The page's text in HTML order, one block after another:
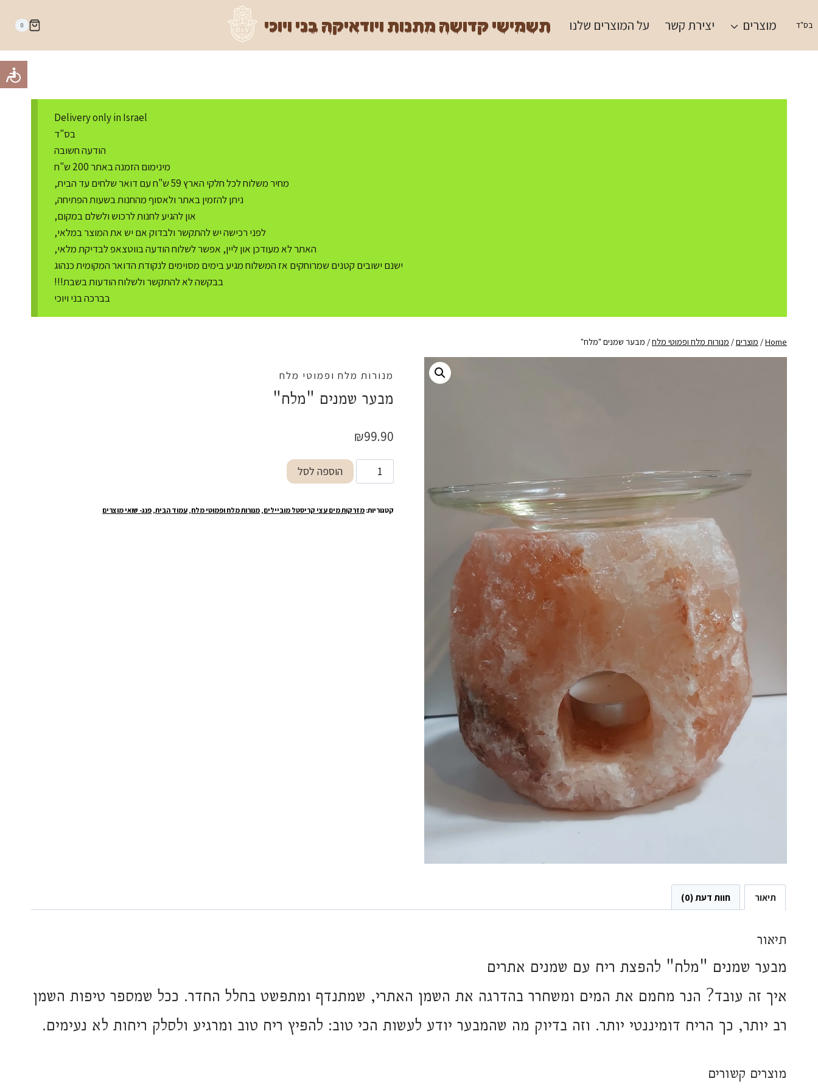
toבס"ד מוצרים יצירת קשר על המוצרים שלנו תשמישי קדושה מתנות ויודאיקה בני ויוכי 0
Delivery only in Israel
בס"ד
הודעה חשובה
מינימום הזמנה באתר 200 ש"ח
מחיר משלוח לכל חלקי הארץ 59 ש"ח עם דואר שלחים עד הבית,
ניתן להזמין באתר ולאסוף מהחנות בשעות הפתיחה,
און להגיע לחנות לרכוש ולשלם במקום,
לפני רכישה יש להתקשר ולבדוק אם יש את המוצר במלאי,
האתר לא מעודכן און ליין, אפשר לשלוח הודעה בווטצאפ לבדיקת מלאי,
ישנם ישובים קטנים שמרוחקים אז המשלוח מגיע בימים מסוימים לנקודת הדואר המקומית כנהוג
בבקשה לא להתקשר ולשלוח הודעות בשבת!!!
בברכה בני ויוכי
Home
/ מוצרים/ מנורות מלח ופמוטי מלח/ מבער שמנים "מלח"
מנורות מלח ופמוטי מלח
מבער שמנים "מלח"
₪99.90
כמות
של
שמנים
הוספה לסל
קטגוריות: מזרקות מים עצי קריסטל מוביילים, מנורות מלח ופמוטי מלח, עמוד הבית, פנג- שואי מוצרים
תיאור חוות דעת (0)
תיאור
מבער שמנים "מלח" להפצת ריח עם שמנים אתרים
איך זה עובד? הנר מחמם את המים ומשחרר בהדרגה את השמן האתרי, שמתנדף ומתפשט בחלל החדר. ככל שמספר טיפות השמן
רב יותר, כך הריח דומיננטי יותר. וזה בדיוק מה שהמבער יודע לעשות הכי טוב: להפיץ ריח טוב ומרגיע ולסלק ריחות לא נעימים.
מוצרים קשורים